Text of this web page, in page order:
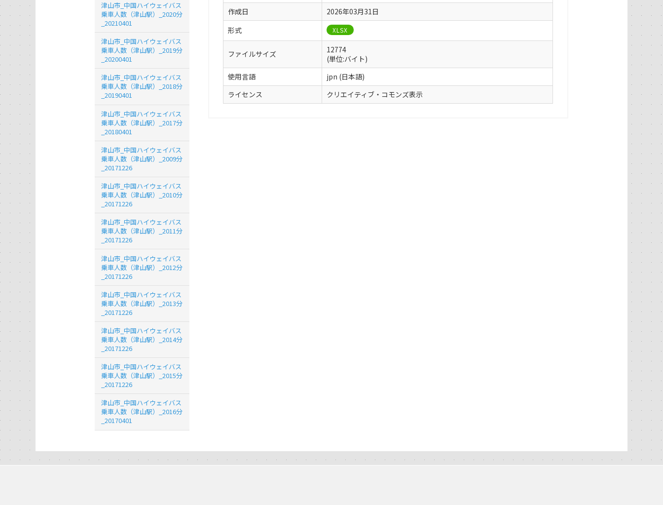
作成日
2026年03月31日
形式
XLSX
ファイルサイズ
12774
(単位:バイト)
使用言語
jpn (日本語)
ライセンス
クリエイティブ・コモンズ表示
津山市_中国ハイウェイバス
乗車人数（津山駅）_2020分
_20210401
津山市_中国ハイウェイバス
乗車人数（津山駅）_2019分
_20200401
津山市_中国ハイウェイバス
乗車人数（津山駅）_2018分
_20190401
津山市_中国ハイウェイバス
乗車人数（津山駅）_2017分
_20180401
津山市_中国ハイウェイバス
乗車人数（津山駅）_2009分
_20171226
津山市_中国ハイウェイバス
乗車人数（津山駅）_2010分
_20171226
津山市_中国ハイウェイバス
乗車人数（津山駅）_2011分
_20171226
津山市_中国ハイウェイバス
乗車人数（津山駅）_2012分
_20171226
津山市_中国ハイウェイバス
乗車人数（津山駅）_2013分
_20171226
津山市_中国ハイウェイバス
乗車人数（津山駅）_2014分
_20171226
津山市_中国ハイウェイバス
乗車人数（津山駅）_2015分
_20171226
津山市_中国ハイウェイバス
乗車人数（津山駅）_2016分
_20170401